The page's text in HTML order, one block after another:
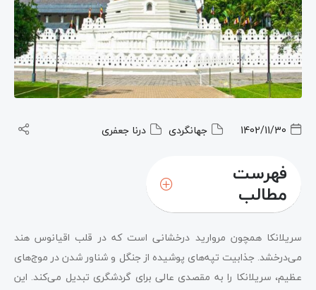
1402/11/30 جهانگردی درنا جعفری
فهرست
مطالب
سریلانکا همچون مروارید درخشانی است که در قلب اقیانوس هند
می‌درخشد. جذابیت تپه‌های پوشیده از جنگل و شناور شدن در موج‌های
عظیم، سریلانکا را به مقصدی عالی برای گردشگری تبدیل می‌کند. این